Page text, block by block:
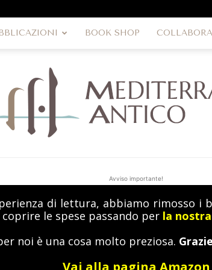
BOOK SHOP COLLABORA
MediterraneoAntico
Avviso importante!
di lettura, abbiamo rimosso i
le spese passando per la
noi è una cosa molto preziosa.
Vai alla pagina Amazon